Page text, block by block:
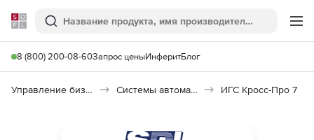
Softline
Поиск
8 (800) 200-08-60Запрос ценыИнферитБлог
Управление бизнесом, CRM/ERP Системы автоматизации ИГС Кросс-Про 7